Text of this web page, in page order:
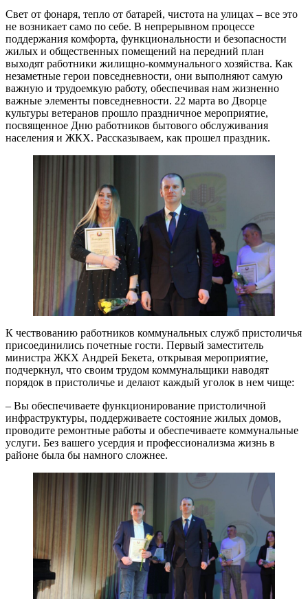
Свет от фонаря, тепло от батарей, чистота на улицах – все это
не возникает само по себе. В непрерывном процессе
поддержания комфорта, функциональности и безопасности
жилых и общественных помещений на передний план
выходят работники жилищно-коммунального хозяйства. Как
незаметные герои повседневности, они выполняют самую
важную и трудоемкую работу, обеспечивая нам жизненно
важные элементы повседневности. 22 марта во Дворце
культуры ветеранов прошло праздничное мероприятие,
посвященное Дню работников бытового обслуживания
населения и ЖКХ. Рассказываем, как прошел праздник.
К чествованию работников коммунальных служб пристоличья
присоединились почетные гости. Первый заместитель
министра ЖКХ Андрей Бекета, открывая мероприятие,
подчеркнул, что своим трудом коммунальщики наводят
порядок в пристоличье и делают каждый уголок в нем чище:
– Вы обеспечиваете функционирование пристоличной
инфраструктуры, поддерживаете состояние жилых домов,
проводите ремонтные работы и обеспечиваете коммунальные
услуги. Без вашего усердия и профессионализма жизнь в
районе была бы намного сложнее.